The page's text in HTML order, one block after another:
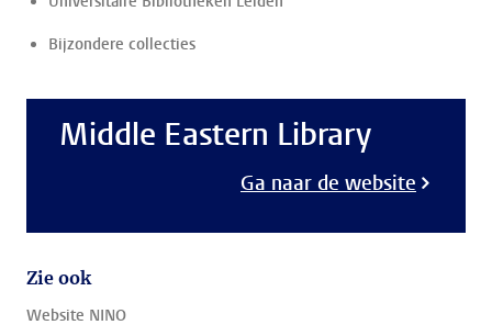
Bijzondere collecties
Middle Eastern Library
Ga naar de website
Zie ook
Website NINO